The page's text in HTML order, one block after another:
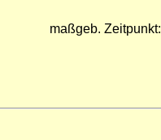
maßgeb. Zeitpunkt: